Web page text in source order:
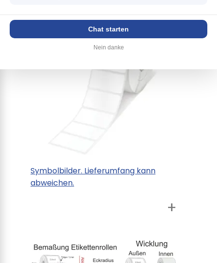
Symbolbilder. Lieferumfang kann
abweichen.
+
Chat starten
Nein danke